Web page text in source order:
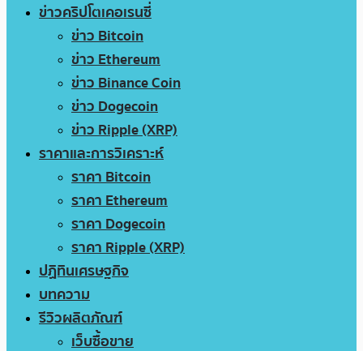
ข่าวคริปโตเคอเรนซี่
ข่าว Bitcoin
ข่าว Ethereum
ข่าว Binance Coin
ข่าว Dogecoin
ข่าว Ripple (XRP)
ราคาและการวิเคราะห์
ราคา Bitcoin
ราคา Ethereum
ราคา Dogecoin
ราคา Ripple (XRP)
ปฏิทินเศรษฐกิจ
บทความ
รีวิวผลิตภัณฑ์
เว็บซื้อขาย